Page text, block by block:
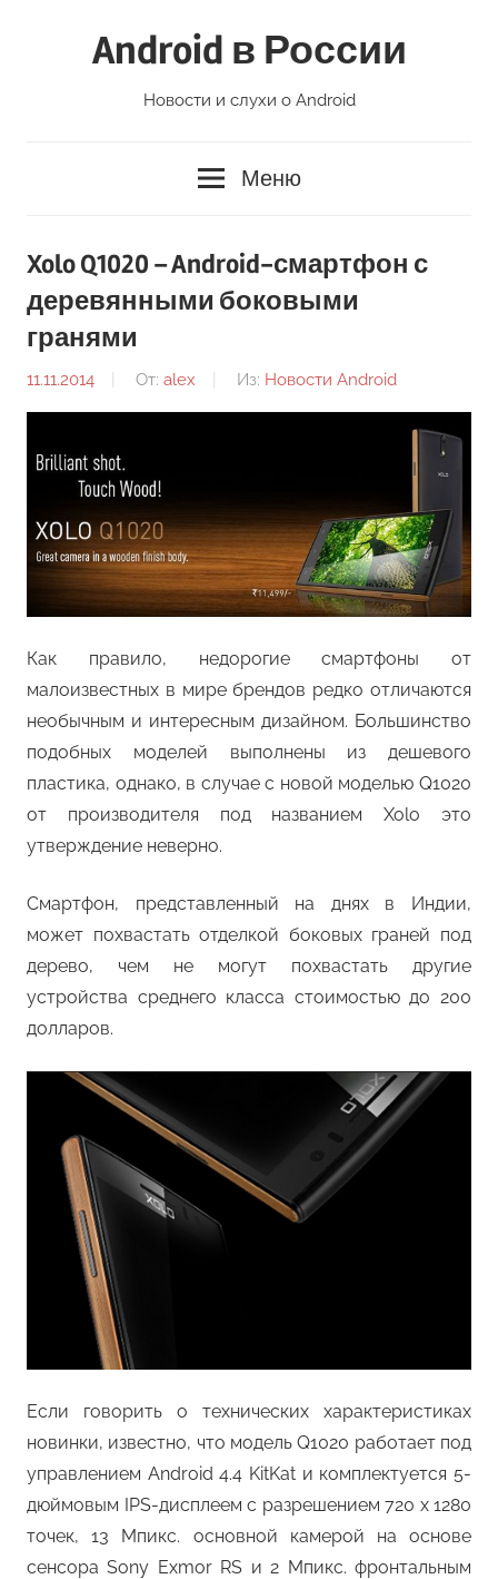
Android в России
Новости и слухи о Android
Меню
Xolo Q1020 – Android-смартфон с
деревянными боковыми
гранями
11.11.2014 От: alex Из: Новости Android
Как правило, недорогие смартфоны от
малоизвестных в мире брендов редко отличаются
необычным и интересным дизайном. Большинство
подобных моделей выполнены из дешевого
пластика, однако, в случае с новой моделью Q1020
от производителя под названием Xolo это
утверждение неверно.
Смартфон, представленный на днях в Индии,
может похвастать отделкой боковых граней под
дерево, чем не могут похвастать другие
устройства среднего класса стоимостью до 200
долларов.
Если говорить о технических характеристиках
новинки, известно, что модель Q1020 работает под
управлением Android 4.4 KitKat и комплектуется 5-
дюймовым IPS-дисплеем с разрешением 720 x 1280
точек, 13 Мпикс. основной камерой на основе
сенсора Sony Exmor RS и 2 Мпикс. фронтальным